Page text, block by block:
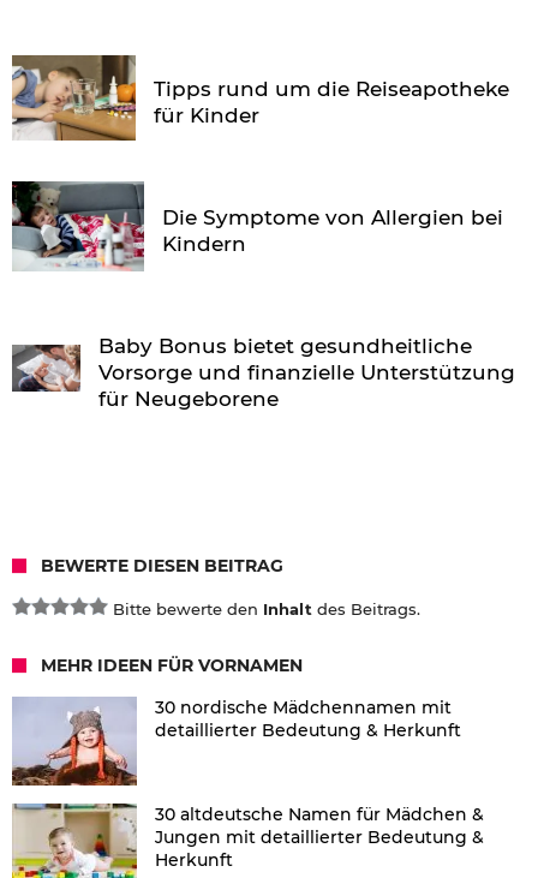
Tipps rund um die Reiseapotheke
für Kinder
Die Symptome von Allergien bei
Kindern
Baby Bonus bietet gesundheitliche
Vorsorge und finanzielle Unterstützung
für Neugeborene
BEWERTE DIESEN BEITRAG
Bitte bewerte den Inhalt des Beitrags.
MEHR IDEEN FÜR VORNAMEN
30 nordische Mädchennamen mit
detaillierter Bedeutung & Herkunft
30 altdeutsche Namen für Mädchen &
Jungen mit detaillierter Bedeutung &
Herkunft